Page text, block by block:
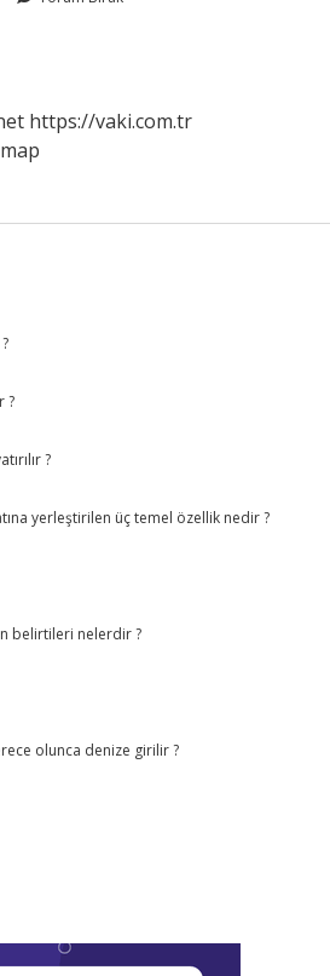
https://vaki.com.tr
?
?
yerleştirilen üç temel özellik nedir ?
belirtileri nelerdir ?
olunca denize girilir ?